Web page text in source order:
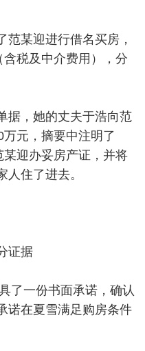
范某迎进行借名买房，
税及中介费用），分
据，她的丈夫于浩向范
元，摘要中注明了
某迎办妥房产证，并将
住了进去。
证据
了一份书面承诺，确认
诺在夏雪满足购房条件